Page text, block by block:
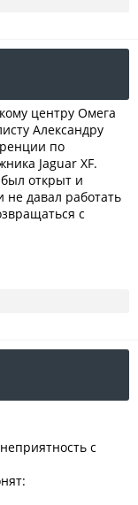
центру Омега
Александру
по
Jaguar XF.
открыт и
давал работать
с
с